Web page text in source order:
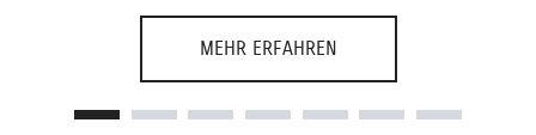
Standard, von der Beratung über den Verkauf bis hin zum
und seinem motivierten Team.
MEHR ERFAHREN